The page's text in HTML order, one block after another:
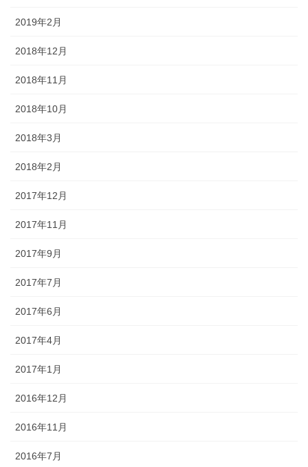
2019年2月
2018年12月
2018年11月
2018年10月
2018年3月
2018年2月
2017年12月
2017年11月
2017年9月
2017年7月
2017年6月
2017年4月
2017年1月
2016年12月
2016年11月
2016年7月